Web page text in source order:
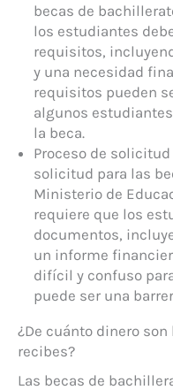
becas de
los estudiantes
requisitos,
y una necesidad
requisitos pueden
algunos
la beca.
Proceso de
solicitud para las
Ministerio de
requiere que los
documentos,
un informe
difícil y confuso
puede ser una
¿De cuánto dinero
recibes?
Las becas de